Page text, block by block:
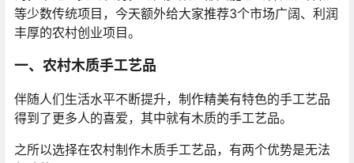
等少数传统项目，今天额外给大家推荐3个市场广阔、利润
丰厚的农村创业项目。
一、农村木质手工艺品
伴随人们生活水平不断提升，制作精美有特色的手工艺品
得到了更多人的喜爱，其中就有木质的手工艺品。
之所以选择在农村制作木质手工艺品，有两个优势是无法